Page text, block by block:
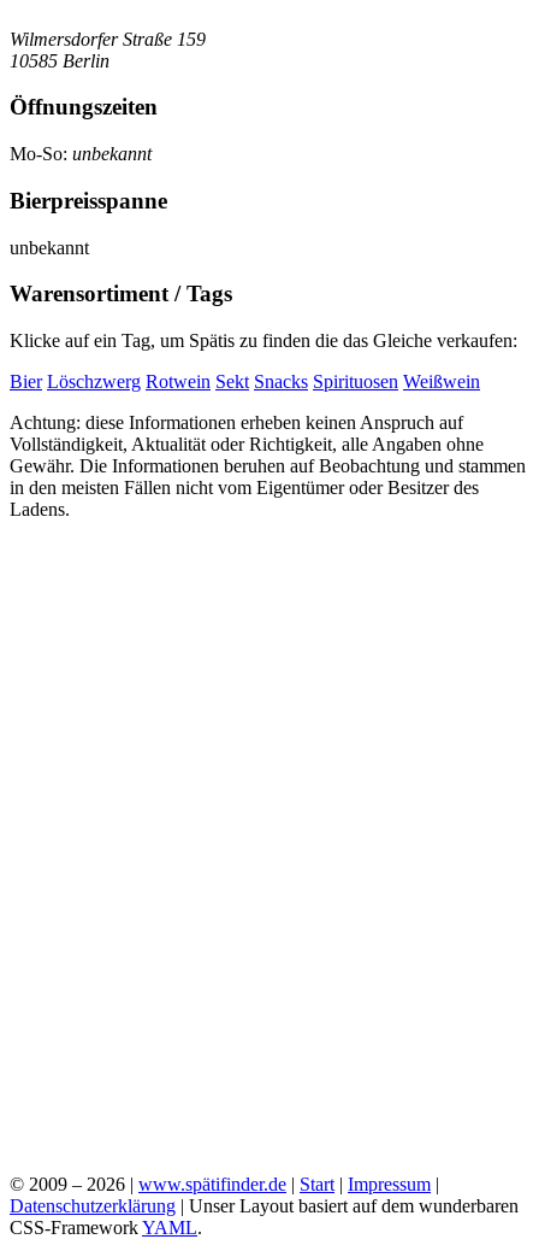
Wilmersdorfer Straße 159
10585 Berlin
Öffnungszeiten
Mo-So: unbekannt
Bierpreisspanne
unbekannt
Warensortiment / Tags
Klicke auf ein Tag, um Spätis zu finden die das Gleiche verkaufen:
Bier Löschzwerg Rotwein Sekt Snacks Spirituosen Weißwein
Achtung: diese Informationen erheben keinen Anspruch auf
Vollständigkeit, Aktualität oder Richtigkeit, alle Angaben ohne
Gewähr. Die Informationen beruhen auf Beobachtung und stammen
in den meisten Fällen nicht vom Eigentümer oder Besitzer des
Ladens.
© 2009 – 2026 | www.spätifinder.de | Start | Impressum |
Datenschutzerklärung | Unser Layout basiert auf dem wunderbaren
CSS-FrameworkYAML.